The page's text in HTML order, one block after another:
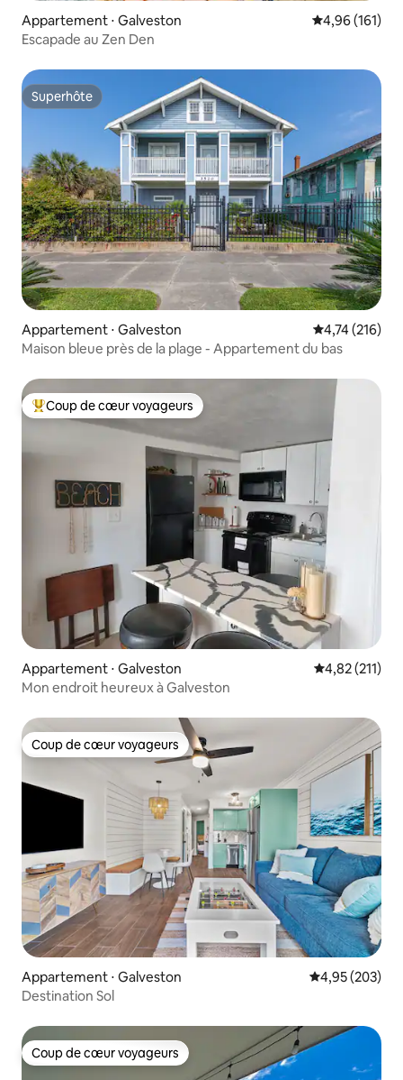
Appartement ⋅ Galveston Évaluation
4,96 (161)
Escapade au Zen Den
Superhôte
Superhôte
Appartement ⋅ Galveston Évaluation
4,74 (216)
Maison bleue près de la plage - Appartement du bas
Coups de cœur voyageurs les plus appréciés
Coup de cœur voyageurs
Appartement ⋅ Galveston Évaluation
4,82 (211)
Mon endroit heureux à Galveston
Coup de cœur voyageurs
Coup de cœur voyageurs
Appartement ⋅ Galveston Évaluation
4,95 (203)
Destination Sol
Coup de cœur voyageurs
Coup de cœur voyageurs